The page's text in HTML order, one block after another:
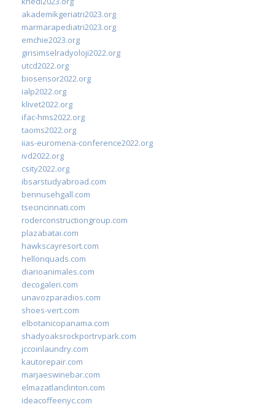
akademikgeriatri2023.org
marmarapediatri2023.org
emchie2023.org
girisimselradyoloji2022.org
utcd2022.org
biosensor2022.org
ialp2022.org
klivet2022.org
ifac-hms2022.org
taoms2022.org
iias-euromena-conference2022.org
ivd2022.org
csity2022.org
ibsarstudyabroad.com
bennusehgall.com
tsecincinnati.com
roderconstructiongroup.com
plazabatai.com
hawkscayresort.com
hellonquads.com
diarioanimales.com
decogaleri.com
unavozparadios.com
shoes-vert.com
elbotanicopanama.com
shadyoaksrockportrvpark.com
jccoinlaundry.com
kautorepair.com
marjaeswinebar.com
elmazatlanclinton.com
ideacoffeenyc.com